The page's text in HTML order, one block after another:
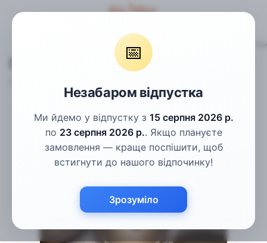
📅
Незабаром відпустка
Ми йдемо у відпустку з 15 серпня 2026 р.
по 23 серпня 2026 р.. Якщо плануєте
замовлення — краще поспішити, щоб
встигнути до нашого відпочинку!
Зрозуміло
Пальтові гудзики Гудзики коричневі однотонні
Гудзики коричневі однотонні 26мм